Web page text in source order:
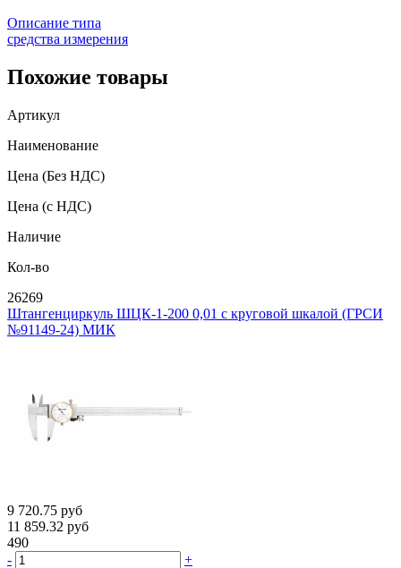
Описание типа
средства измерения
Похожие товары
Артикул
Наименование
Цена (Без НДС)
Цена (с НДС)
Наличие
Кол-во
26269
Штангенциркуль ШЦК-1-200 0,01 с круговой шкалой (ГРСИ
№91149-24) МИК
9 720.75 руб
11 859.32 руб
490
-
+